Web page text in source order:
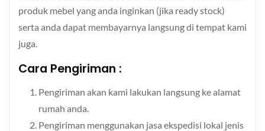
produk mebel yang anda inginkan (jika ready stock)
serta anda dapat membayarnya langsung di tempat kami
juga.
Cara Pengiriman :
Pengiriman akan kami lakukan langsung ke alamat
rumah anda.
Pengiriman menggunakan jasa ekspedisi lokal jenis